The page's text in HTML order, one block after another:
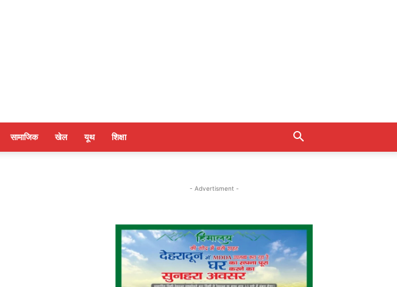
सामाजिक खेल यूथ शिक्षा
- Advertisment -